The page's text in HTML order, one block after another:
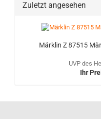
Zuletzt angesehen
Märklin Z 87515
UVP des
Ihr